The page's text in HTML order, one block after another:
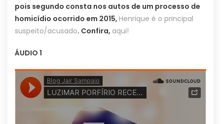
pois segundo consta nos autos de um processo de
homicídio ocorrido em 2015, Henrique é o principal
suspeito/acusado. Confira, aqui!
ÁUDIO 1